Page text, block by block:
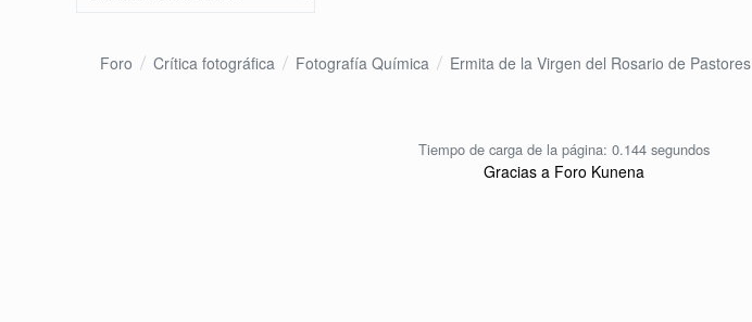
Foro Crítica fotográfica Fotografía Química Ermita de la Virgen del Rosario de Pastores
Tiempo de carga de la página: 0.144 segundos
Gracias a Foro Kunena